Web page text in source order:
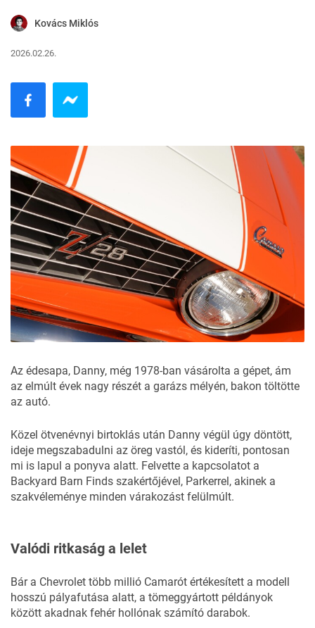
Kovács Miklós
2026.02.26.
Az édesapa, Danny, még 1978-ban vásárolta a gépet, ám
az elmúlt évek nagy részét a garázs mélyén, bakon töltötte
az autó.
Közel ötvenévnyi birtoklás után Danny végül úgy döntött,
ideje megszabadulni az öreg vastól, és kideríti, pontosan
mi is lapul a ponyva alatt. Felvette a kapcsolatot a
Backyard Barn Finds szakértőjével, Parkerrel, akinek a
szakvéleménye minden várakozást felülmúlt.
Valódi ritkaság a lelet
Bár a Chevrolet több millió Camarót értékesített a modell
hosszú pályafutása alatt, a tömeggyártott példányok
között akadnak fehér hollónak számító darabok.